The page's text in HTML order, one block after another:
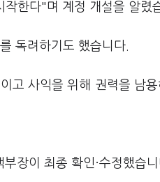
한다"며 계정 개설을 알렸
독려하기도 했습니다.
고 사익을 위해 권력을 남
장이 최종 확인·수정했습니